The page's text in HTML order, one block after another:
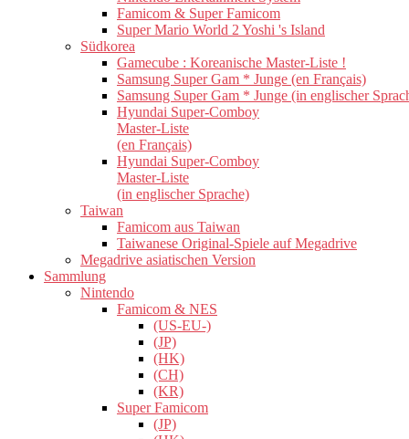
Famicom & Super Famicom
Super Mario World 2 Yoshi 's Island
Südkorea
Gamecube : Koreanische Master-Liste !
Samsung Super Gam * Junge (en Français)
Samsung Super Gam * Junge (in englischer
Hyundai Super-Comboy
Master-Liste
(en Français)
Hyundai Super-Comboy
Master-Liste
(in englischer Sprache)
Taiwan
Famicom aus Taiwan
Taiwanese Original-Spiele auf Megadrive
Megadrive asiatischen Version
Sammlung
Nintendo
Famicom & NES
(US-EU-)
(JP)
(HK)
(CH)
(KR)
Super Famicom
(JP)